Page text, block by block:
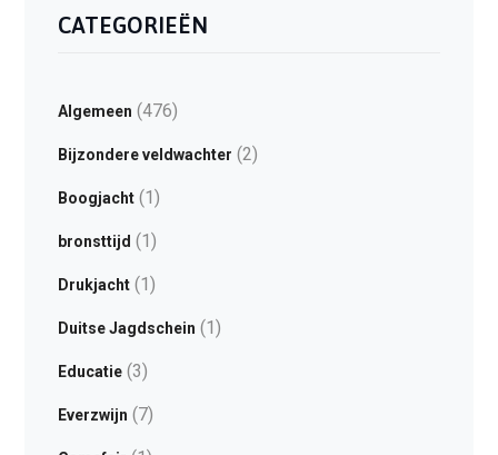
CATEGORIEËN
Algemeen (476)
Bijzondere veldwachter (2)
Boogjacht(1)
bronsttijd (1)
Drukjacht(1)
Duitse Jagdschein (1)
Educatie(3)
Everzwijn (7)